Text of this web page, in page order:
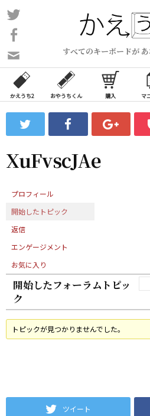
コ
ン
ン
ツ
ス
ッ
プ
すべてのキーボードが
い
合
わ
フ
ォ
ム
かえうち2 おやうちくん 購入 マ
XuFvscJAe
プロフィール
開始したトピック
返信
エンゲージメント
お気に入り
開始したフォーラムトピッ
ク
トピックが見つかりませんでした。
ツイート